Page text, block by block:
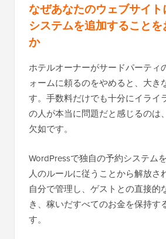
なぜあなたのウェブサイ
システムを追加すること
か
ホテルオーナーがサードパーティ
ォームに頼るのをやめると、大き
す。手数料だけでも十分にイライ
の人が本当に問題だと感じるのは
欠如です。
WordPressで独自の予約システム
人のルールに従うことから解放さ
自分で管理し、ゲストとの直接的
き、稼いだすべてのお金を保持す
す。